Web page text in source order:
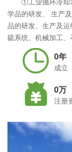
学品的研发、 生产
品的研发、生产及
硫系统、机械加工
0年
成立
0万
注册